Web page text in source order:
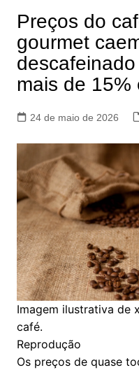
Preços do
gourmet
mais de 15%
24 de maio de 2026
Imagem ilustrativa de
café.
Reprodução
Os preços de quase